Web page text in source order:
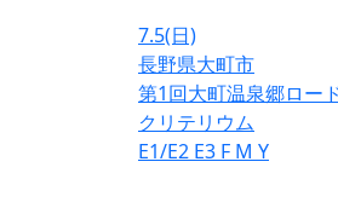
7.5(日)
長野県大町市
第1回大町温泉郷ロー
クリテリウム
E1/E2 E3 F M Y